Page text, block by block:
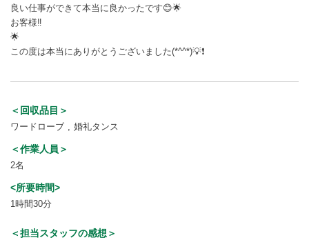
良い仕事ができて本当に良かったです😊🌟
お客様‼️
🌟
この度は本当にありがとうございました(*^^*)💡❗
＜回収品目＞
ワードローブ 婚礼タンス
＜作業人員＞
2名
<所要時間>
1時間30分
＜担当スタッフの感想＞